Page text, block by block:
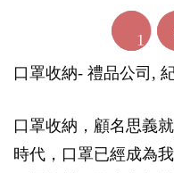
1
口罩收納- 禮品公司,
口罩收納，顧名思義
時代，口罩已經成為